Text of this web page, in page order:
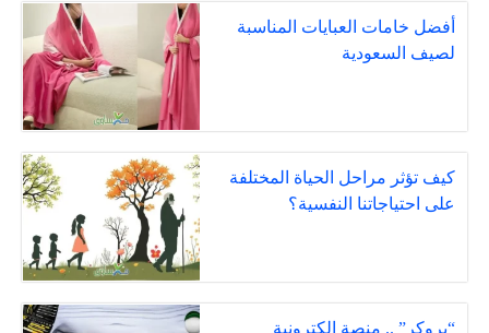
أفضل خامات العبايات المناسبة
لصيف السعودية
كيف تؤثر مراحل الحياة المختلفة
على احتياجاتنا النفسية؟
“بروكر” .. منصة إلكترونية